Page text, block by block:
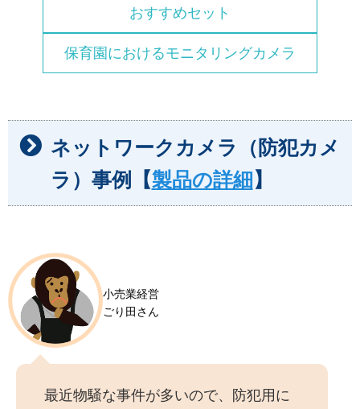
おすすめセット
保育園におけるモニタリングカメラ
ネットワークカメラ（防犯カメ
ラ）事例【製品の詳細】
小売業経営
ごり田さん
最近物騒な事件が多いので、防犯用に